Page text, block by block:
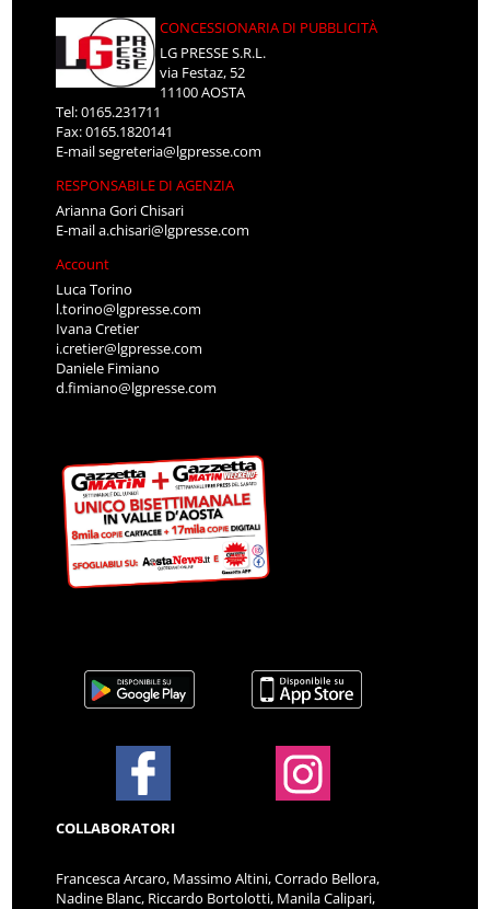
CONCESSIONARIA DI PUBBLICITÀ
LG PRESSE S.R.L.
via Festaz, 52
11100 AOSTA
Tel: 0165.231711
Fax: 0165.1820141
E-mailsegreteria@lgpresse.com
RESPONSABILE DI AGENZIA
Arianna Gori Chisari
E-maila.chisari@lgpresse.com
Account
Luca Torino
l.torino@lgpresse.com
Ivana Cretier
i.cretier@lgpresse.com
Daniele Fimiano
d.fimiano@lgpresse.com
COLLABORATORI
Francesca Arcaro, Massimo Altini, Corrado Bellora,
Nadine Blanc, Riccardo Bortolotti, Manila Calipari,